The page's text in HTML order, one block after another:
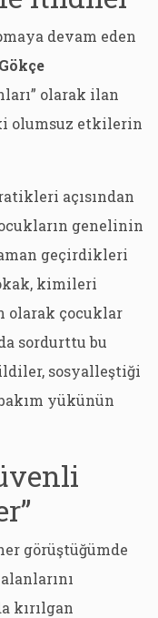
devam eden
Gökçe
olarak ilan
olumsuz etkilerin
açısından
genelinin
geçirdikleri
kimileri
olarak çocuklar
sordurttu bu
sosyalleştiği
yükünün
görüştüğümde
kırılgan